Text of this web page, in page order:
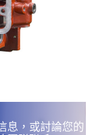
息，或討論您的